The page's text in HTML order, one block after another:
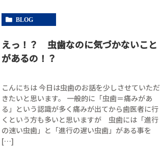
BLOG
えっ！？ 虫歯なのに気づかないこと
があるの！？
こんにちは 今日は虫歯のお話を少しさせていただ
きたいと思います。 一般的に「虫歯＝痛みがあ
る」という認識が多く痛みが出てから歯医者に行
くという方も多いと思いますが 虫歯には「進行
の速い虫歯」と「進行の遅い虫歯」がある事を
[…]